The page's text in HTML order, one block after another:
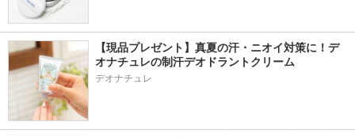
【現品プレゼント】真夏の汗・ニオイ対策に！デ
オナチュレの制汗デオドラントクリーム
デオナチュレ